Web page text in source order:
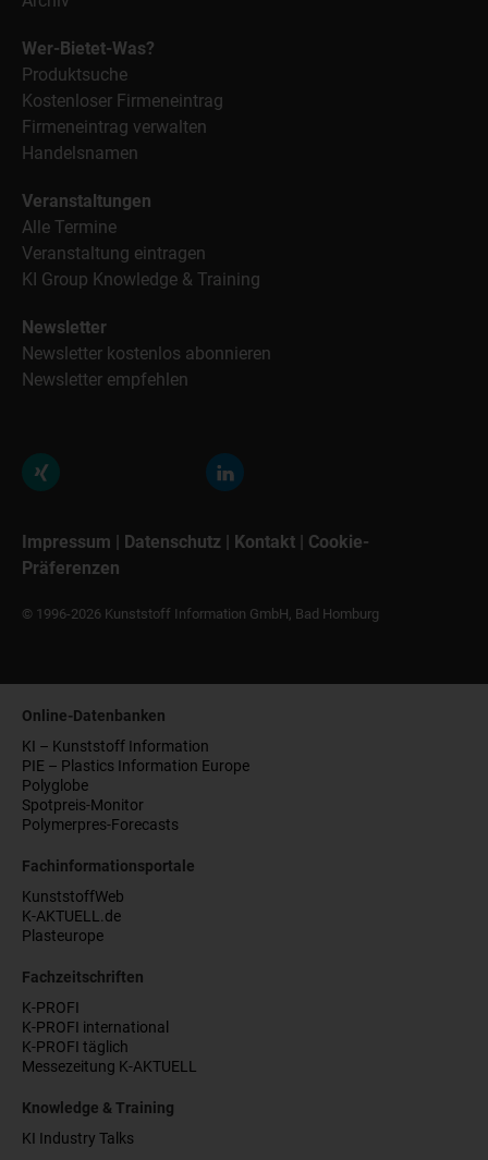
Wer-Bietet-Was?
Produktsuche
Kostenloser Firmeneintrag
Firmeneintrag verwalten
Handelsnamen
Veranstaltungen
Alle Termine
Veranstaltung eintragen
KI Group Knowledge & Training
Newsletter
Newsletter kostenlos abonnieren
Newsletter empfehlen
Impressum | Datenschutz | Kontakt | Cookie-
Präferenzen
© 1996-2026 Kunststoff Information GmbH, Bad Homburg
Online-Datenbanken
KI – Kunststoff Information
PIE – Plastics Information Europe
Polyglobe
Spotpreis-Monitor
Polymerpres-Forecasts
Fachinformationsportale
KunststoffWeb
K-AKTUELL.de
Plasteurope
Fachzeitschriften
K-PROFI
K-PROFI international
K-PROFI täglich
Messezeitung K-AKTUELL
Knowledge & Training
KI Industry Talks